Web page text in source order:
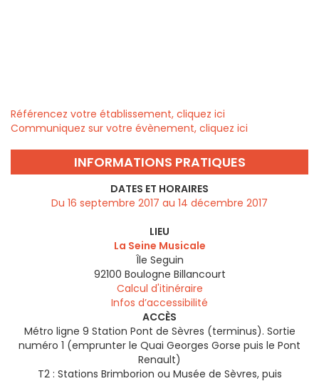
Référencez votre établissement, cliquez ici
Communiquez sur votre évènement, cliquez ici
INFORMATIONS PRATIQUES
DATES ET HORAIRES
Du 16 septembre 2017 au 14 décembre 2017
LIEU
La Seine Musicale
Île Seguin
92100 Boulogne Billancourt
Calcul d'itinéraire
Infos d’accessibilité
ACCÈS
Métro ligne 9 Station Pont de Sèvres (terminus). Sortie
numéro 1 (emprunter le Quai Georges Gorse puis le Pont
Renault)
T2 : Stations Brimborion ou Musée de Sèvres, puis